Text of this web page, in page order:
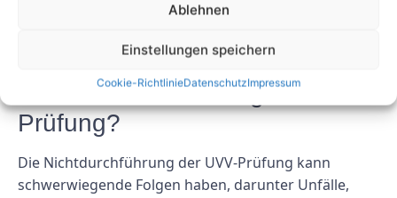
Ablehnen
Einstellungen speichern
Cookie-RichtlinieDatenschutzImpressum
1. Welche Konsequenzen hat
die Nichtdurchführung der UVV-
Prüfung?
Die Nichtdurchführung der UVV-Prüfung kann
schwerwiegende Folgen haben, darunter Unfälle,